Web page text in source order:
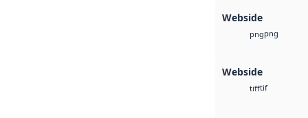
Webside
pngpng
Webside
tifftif